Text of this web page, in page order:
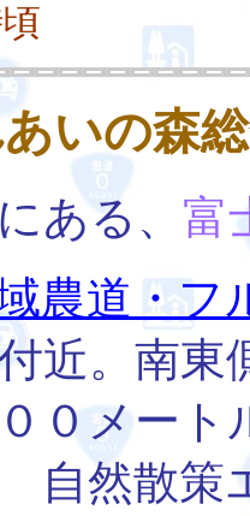
いの森
ある、 富
農道・フ
近。南
０メー
自然散策